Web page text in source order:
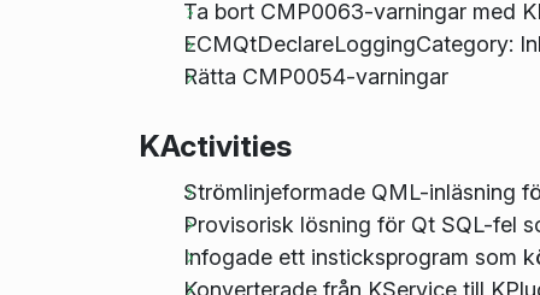
Ta bort CMP0063-varningar med
ECMQtDeclareLoggingCategory:
Rätta CMP0054-varningar
KActivities
Strömlinjeformade QML-inläsning
Provisorisk lösning för Qt SQL-fel
Infogade ett insticksprogram som
Konverterade från KService till